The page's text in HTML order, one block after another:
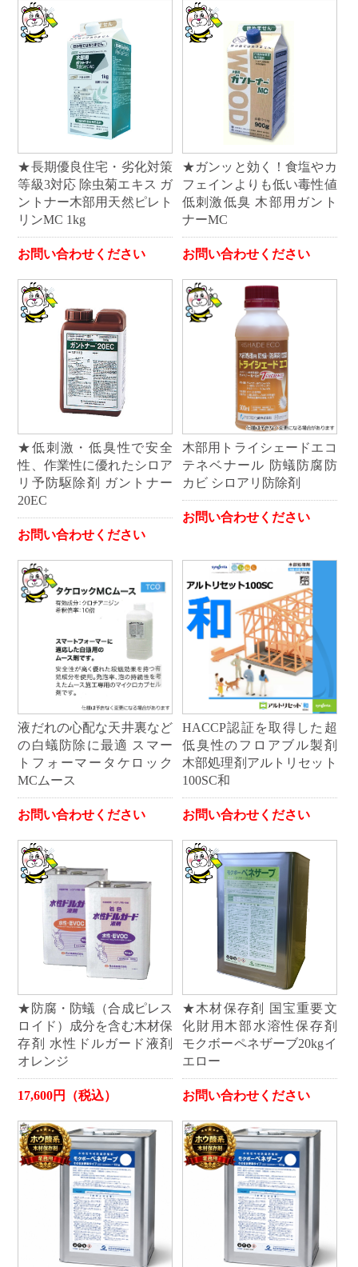
★長期優良住宅・劣化対策
等級3対応 除虫菊エキス ガ
ントナー木部用天然ピレト
リンMC 1kg
お問い合わせください
★ガンッと効く！食塩やカ
フェインよりも低い毒性値
低刺激低臭 木部用ガント
ナーMC
お問い合わせください
★低刺激・低臭性で安全
性、作業性に優れたシロア
リ予防駆除剤 ガントナー
20EC
お問い合わせください
木部用トライシェードエコ
テネベナール 防蟻防腐防
カビ シロアリ防除剤
お問い合わせください
液だれの心配な天井裏など
の白蟻防除に最適 スマー
トフォーマータケロック
MCムース
お問い合わせください
HACCP認証を取得した超
低臭性のフロアブル製剤
木部処理剤アルトリセット
100SC和
お問い合わせください
★防腐・防蟻（合成ピレス
ロイド）成分を含む木材保
存剤 水性ドルガード液剤
オレンジ
17,600円（税込）
★木材保存剤 国宝重要文
化財用木部水溶性保存剤
モクボーペネザーブ20kgイ
エロー
お問い合わせください